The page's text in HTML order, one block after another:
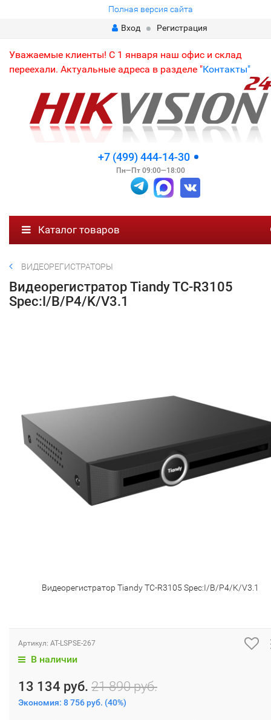
Полная версия сайта
Вход
Регистрация
Уважаемые клиенты! С 1 января наш офис и склад
переехали. Актуальные адреса в разделе "Контакты"
+7 (499) 444-14-30
Пн—Пт 09:00—18:00
Каталог товаров
ВИДЕОРЕГИСТРАТОРЫ
Видеорегистратор Tiandy TC-R3105
Spec:I/B/P4/K/V3.1
Видеорегистратор Tiandy TC-R3105 Spec:I/B/P4/K/V3.1
Артикул: AT-LSPSE-267
В наличии
13 134 руб. 21 890 руб.
Экономия: 8 756 руб. (40%)